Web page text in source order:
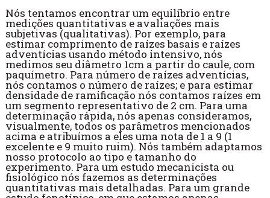
Nós tentamos encontrar um equilíbrio entre
medições quantitativas e avaliações mais
subjetivas (qualitativas). Por exemplo, para
estimar comprimento de raízes basais e raízes
adventícias usando método intensivo, nós
medimos seu diâmetro 1cm a partir do caule, com
paquímetro. Para número de raízes adventícias,
nós contamos o número de raízes; e para estimar
densidade de ramificação nós contamos raízes em
um segmento representativo de 2 cm. Para uma
determinação rápida, nós apenas consideramos,
visualmente, todos os parâmetros mencionados
acima e atribuímos a eles uma nota de 1 a 9 (1
excelente e 9 muito ruim). Nós também adaptamos
nosso protocolo ao tipo e tamanho do
experimento. Para um estudo mecanicista ou
fisiológico nós fazemos as determinações
quantitativas mais detalhadas. Para um grande